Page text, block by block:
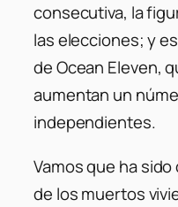
consecutiva, la
las elecciones; y
de Ocean Eleven,
aumentan un
independientes.
Vamos que ha
de los muertos